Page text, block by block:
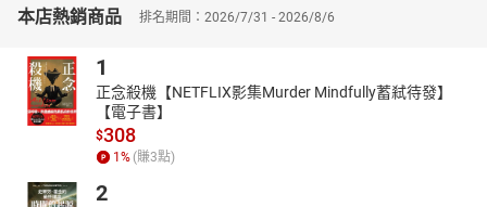
本書作者余宛如歷時八年，足跡跨越五大洲，她親自走進生產者、
師，余宛如將自己所見所聞記錄成冊，希望藉由各地所展開的食物
運動，讓臺灣也能感受到如何發揮一己之力，改變不正常的飲食消
費文化。
余宛如應用「食物人類學」的方法，追溯當代食物生產、交換、處
等議題；同時，她也記錄了世界各地推廣有機、公平貿易、生態認
本店熱銷商品 排名期間：2026/7/31 - 2026/8/6
1
正念殺機【NETFLIX影集Murder Mindfully蓄弒待發】
【電子書】
$308
1 % (賺3點)
2